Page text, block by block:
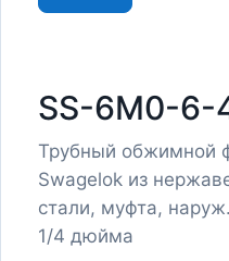
SS-6M0-6-
Трубный обжимной
Swagelok из
стали, муфта,
1/4 дюйма